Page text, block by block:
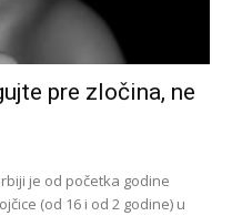
pre zločina, ne
je od početka godine
(od 16 i od 2 godine) u